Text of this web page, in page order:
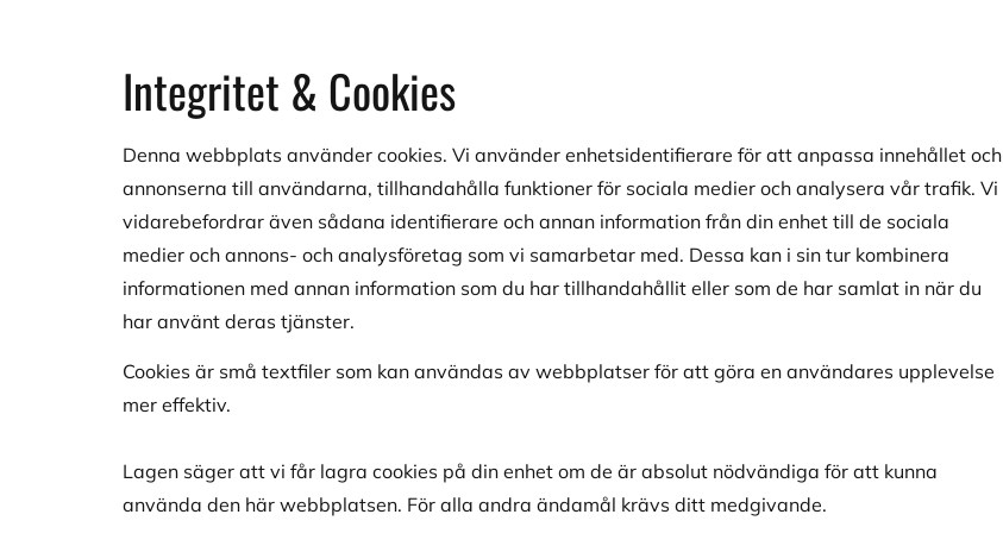
Integritet & Cookies
Denna webbplats använder cookies. Vi använder enhetsidentifierare för att anpassa innehållet och
annonserna till användarna, tillhandahålla funktioner för sociala medier och analysera vår trafik. Vi
vidarebefordrar även sådana identifierare och annan information från din enhet till de sociala
medier och annons- och analysföretag som vi samarbetar med. Dessa kan i sin tur kombinera
informationen med annan information som du har tillhandahållit eller som de har samlat in när du
har använt deras tjänster.
Cookies är små textfiler som kan användas av webbplatser för att göra en användares upplevelse
mer effektiv.
Lagen säger att vi får lagra cookies på din enhet om de är absolut nödvändiga för att kunna
använda den här webbplatsen. För alla andra ändamål krävs ditt medgivande.